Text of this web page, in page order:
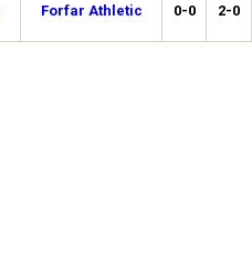
Forfar Athletic 0-0 2-0